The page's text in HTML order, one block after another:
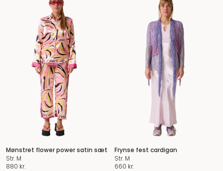
Mønstret flower power satin sæt
Str. M
880 kr.
Frynse fest cardigan
Str. M
660 kr.